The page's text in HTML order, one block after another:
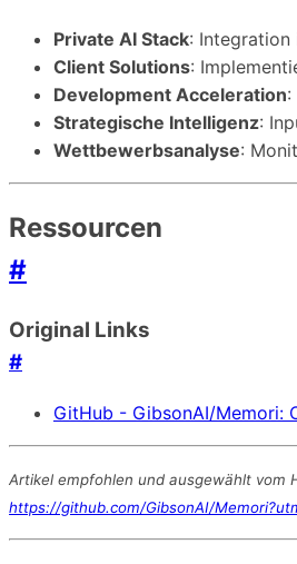
Private AI Stack: Integration
Client Solutions:
Development Acceleration:
Strategische Intelligenz:
Wettbewerbsanalyse:
Ressourcen
#
Original Links
#
GitHub - GibsonAI/Memori:
Artikel empfohlen und ausgewählt vom
https://github.com/GibsonAI/